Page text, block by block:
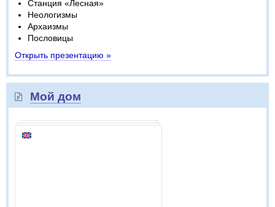
Станция «Лесная»
Неологизмы
Архаизмы
Пословицы
Открыть презентацию »
Мой дом